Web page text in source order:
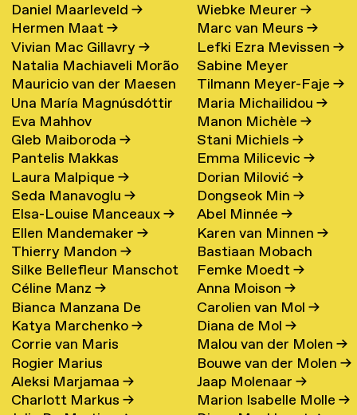
Daniel Maarleveld→
Hermen Maat→
Vivian Mac Gillavry→
Natalia Machiaveli Morão
de Oliveira→
Mauricio van der Maesen
de Sombreff→
Una María Magnúsdóttir
→
Eva Mahhov
Gleb Maiboroda→
Pantelis Makkas
Laura Malpique→
Seda Manavoglu→
Elsa-Louise Manceaux→
Ellen Mandemaker→
Thierry Mandon→
Silke Bellefleur Manschot
→
Céline Manz→
Bianca Manzana De
Agustin→
Katya Marchenko→
Corrie van Maris
Rogier Marius
Aleksi Marjamaa→
Charlott Markus→
Wiebke Meurer→
Marc van Meurs→
Lefki Ezra Mevissen→
Sabine Meyer
Tilmann Meyer-Faje→
Maria Michailidou→
Manon Michèle→
Stani Michiels→
Emma Milicevic→
Dorian Milović→
Dongseok Min→
Abel Minnée→
Karen van Minnen→
Bastiaan Mobach
Femke Moedt→
Anna Moison→
Carolien van Mol→
Diana de Mol→
Malou van der Molen→
Bouwe van der Molen→
Jaap Molenaar→
Marion Isabelle Molle→